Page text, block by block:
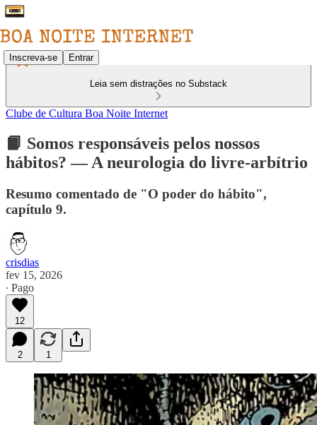
Inscreva-se Entrar
Leia sem distrações no Substack
Clube de Cultura Boa Noite Internet
📙 Somos responsáveis pelos nossos
hábitos? — A neurologia do livre-arbítrio
Resumo comentado de "O poder do hábito",
capítulo 9.
crisdias
fev 15, 2026
∙ Pago
12
2 1